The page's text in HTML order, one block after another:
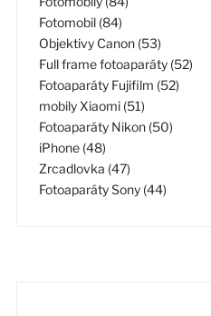
Fotomobil (84)
Objektivy Canon (53)
Full frame fotoaparáty (52)
Fotoaparáty Fujifilm (52)
mobily Xiaomi (51)
Fotoaparáty Nikon (50)
iPhone (48)
Zrcadlovka (47)
Fotoaparáty Sony (44)